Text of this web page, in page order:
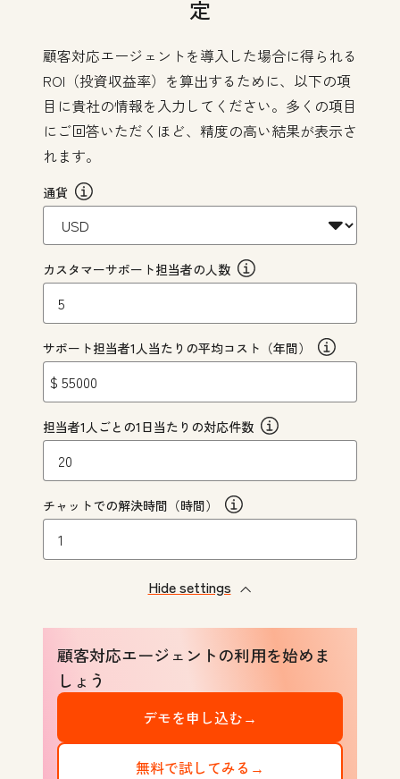
定
顧客対応エージェントを導入した場合に得られる
ROI（投資収益率）を算出するために、以下の項
目に貴社の情報を入力してください。多くの項目
にご回答いただくほど、精度の高い結果が表示さ
れます。
通貨
カスタマーサポート担当者の人数
サポート担当者1人当たりの平均コスト（年間）
$
担当者1人ごとの1日当たりの対応件数
チャットでの解決時間（時間）
Hide settings
顧客対応エージェントの利用を始めま
しょう
デモを申し込む→
無料で試してみる→